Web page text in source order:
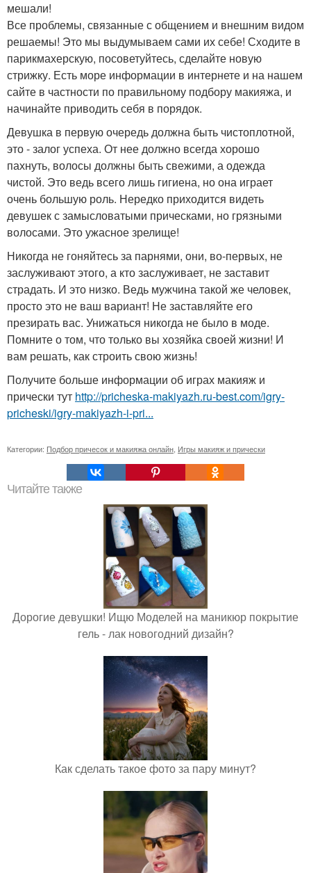
мешали!
Все проблемы, связанные с общением и внешним видом
решаемы! Это мы выдумываем сами их себе! Сходите в
парикмахерскую, посоветуйтесь, сделайте новую
стрижку. Есть море информации в интернете и на нашем
сайте в частности по правильному подбору макияжа, и
начинайте приводить себя в порядок.
Девушка в первую очередь должна быть чистоплотной,
это - залог успеха. От нее должно всегда хорошо
пахнуть, волосы должны быть свежими, а одежда
чистой. Это ведь всего лишь гигиена, но она играет
очень большую роль. Нередко приходится видеть
девушек с замысловатыми прическами, но грязными
волосами. Это ужасное зрелище!
Никогда не гоняйтесь за парнями, они, во-первых, не
заслуживают этого, а кто заслуживает, не заставит
страдать. И это низко. Ведь мужчина такой же человек,
просто это не ваш вариант! Не заставляйте его
презирать вас. Унижаться никогда не было в моде.
Помните о том, что только вы хозяйка своей жизни! И
вам решать, как строить свою жизнь!
Получите больше информации об играх макияж и
прически тут http://pricheska-makiyazh.ru-best.com/igry-
pricheski/igry-makiyazh-i-pri...
Категории: Подбор причесок и макияжа онлайн Игры макияж и прически
Читайте также
Дорогие девушки! Ищю Моделей на маникюр покрытие
гель - лак новогодний дизайн?
Как сделать такое фото за пару минут?